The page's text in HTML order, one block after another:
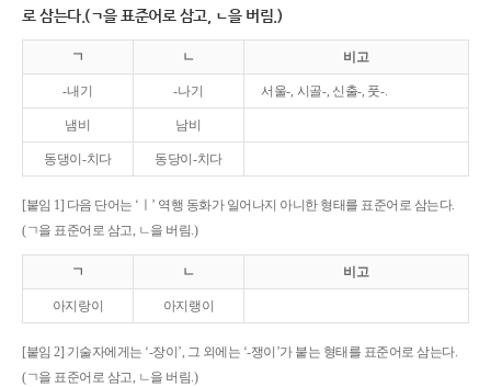
로 삼는다.(ㄱ을 표준어로 삼고, ㄴ을 버림.)
ㄱ ㄴ 비고
-내기 -나기 서울-, 시골-, 신출-, 풋-.
냄비 남비
동댕이-치다 동당이-치다
[붙임 1] 다음 단어는 ‘ㅣ’ 역행 동화가 일어나지 아니한 형태를 표준어로 삼는다.
(ㄱ을 표준어로 삼고, ㄴ을 버림.)
ㄱ ㄴ 비고
아지랑이 아지랭이
[붙임 2] 기술자에게는 ‘-장이’, 그 외에는 ‘-쟁이’가 붙는 형태를 표준어로 삼는다.
(ㄱ을 표준어로 삼고, ㄴ을 버림.)